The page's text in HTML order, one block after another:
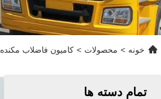
خونه > محصولات > کامیون فاضلاب مکنده
تمام دسته ها